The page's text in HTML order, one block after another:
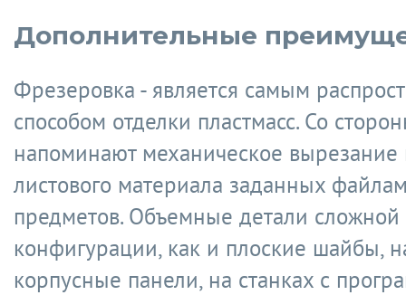
Дополнительные
Фрезеровка - является самым
способом отделки пластмасс. Со
напоминают механическое вырезание
листового материала заданных
предметов. Объемные детали сложной
конфигурации, как и плоские шайбы,
корпусные панели, на станках с